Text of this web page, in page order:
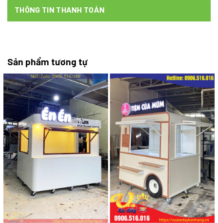
THÔNG TIN THANH TOÁN
Sản phẩm tương tự